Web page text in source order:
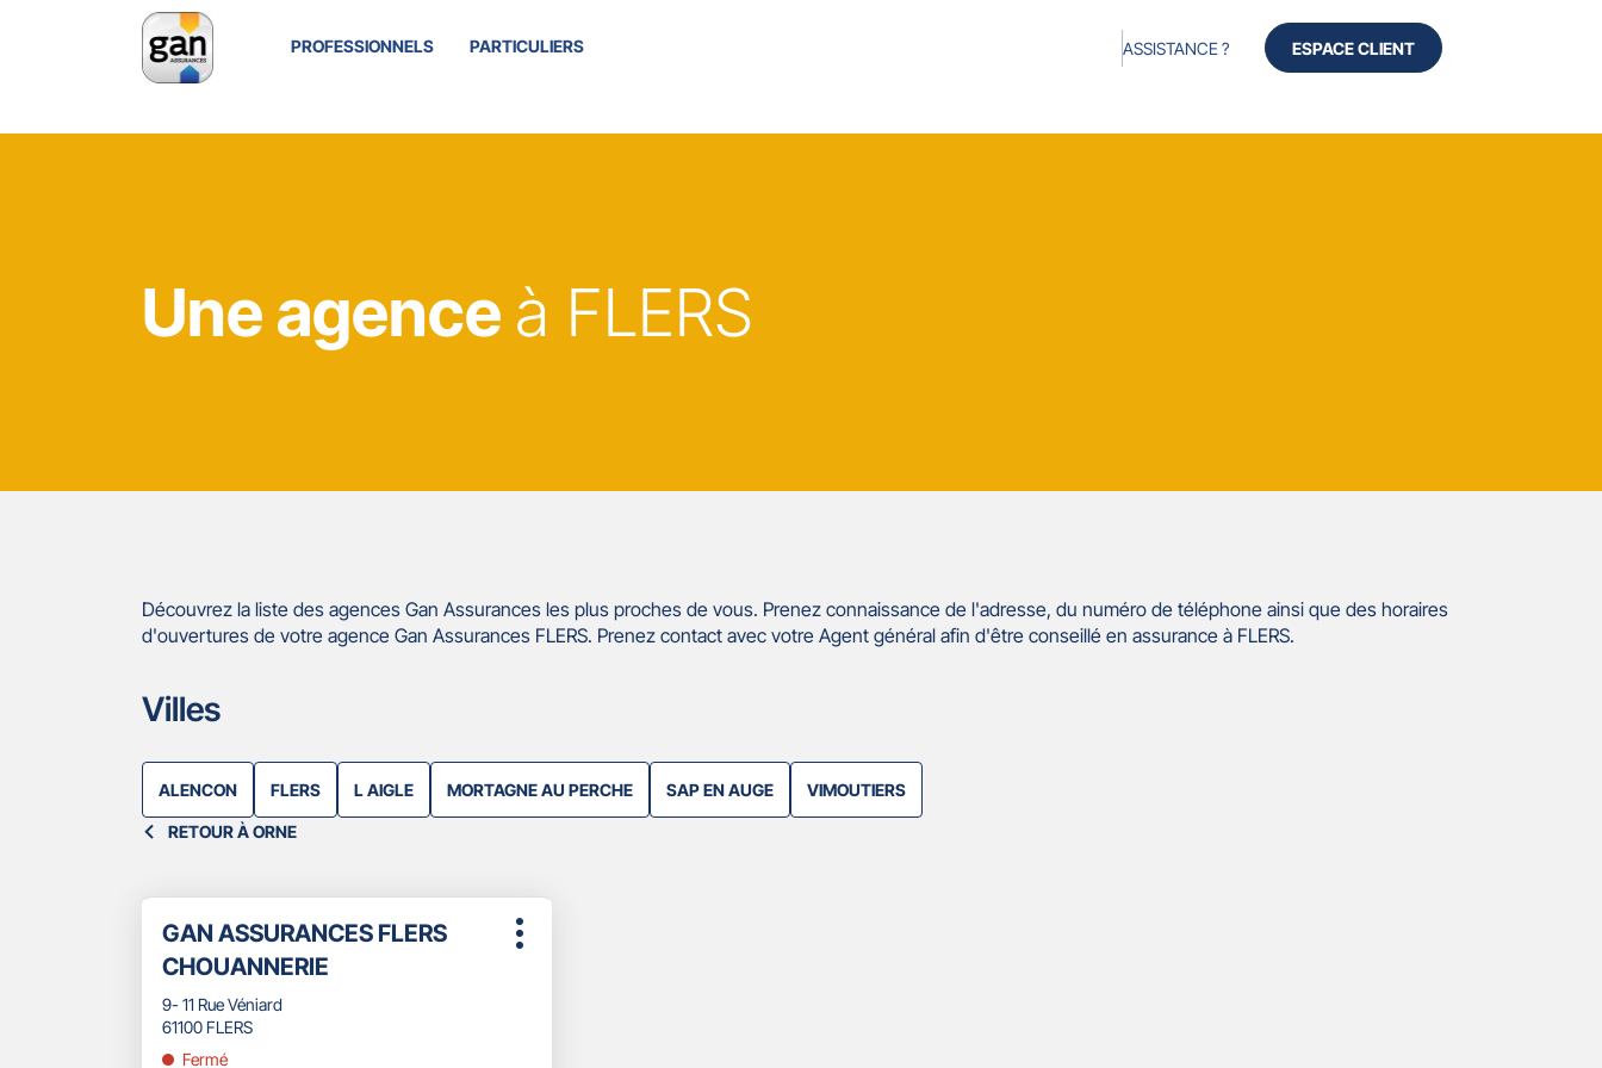
PROFESSIONNELS PARTICULIERS ASSISTANCE ? ESPACE CLIENT
Une agence à FLERS
Découvrez la liste des agences Gan Assurances les plus proches de vous. Prenez connaissance de l'adresse, du numéro de téléphone ainsi que des horaires
d'ouvertures de votre agence Gan Assurances FLERS. Prenez contact avec votre Agent général afin d'être conseillé en assurance à FLERS.
Villes
ALENCON FLERS L AIGLE MORTAGNE AU PERCHE SAP EN AUGE VIMOUTIERS
RETOUR À ORNE
sur
touche
ENTRÉE
pour
Point
de
vente
:
GAN ASSURANCES FLERS
CHOUANNERIE
9- 11 Rue Véniard
61100 FLERS
Fermé
Plus